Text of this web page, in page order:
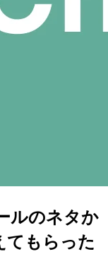
ルのネタか
てもらった